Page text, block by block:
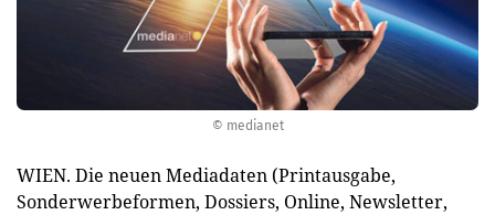
© medianet
WIEN. Die neuen Mediadaten (Printausgabe,
Sonderwerbeformen, Dossiers, Online, Newsletter,